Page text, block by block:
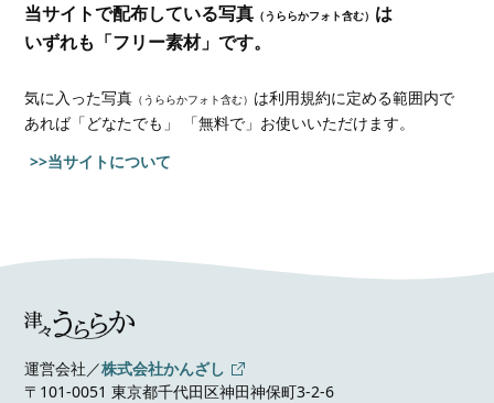
当サイトで配布している写真 （うららかフォト含む） は
いずれも「フリー素材」です。
気に入った写真 （うららかフォト含む） は利用規約に定める範囲内で
あれば「どなたでも」 「無料で」お使いいただけます。
>>当サイトについて
運営会社／株式会社かんざし
〒101-0051 東京都千代田区神田神保町3-2-6